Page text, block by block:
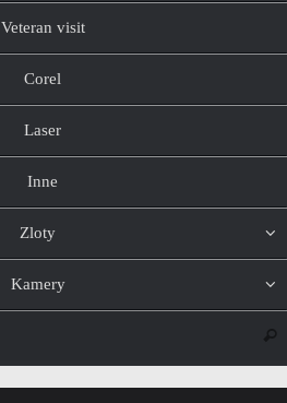
Veteran visit
Corel
Laser
Inne
Zloty
Kamery